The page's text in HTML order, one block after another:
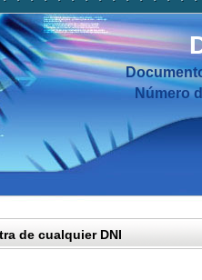
Número
de cualquier DNI